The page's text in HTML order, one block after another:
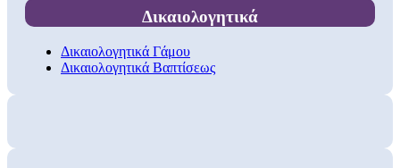
Δικαιολογητικά
Δικαιολογητικά Γάμου
Δικαιολογητικά Βαπτίσεως